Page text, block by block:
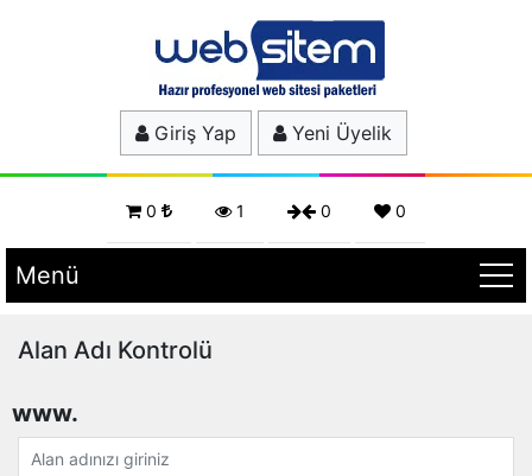
Giriş Yap Yeni Üyelik
0 1 0 0
Menü
Alan Adı Kontrolü
www.